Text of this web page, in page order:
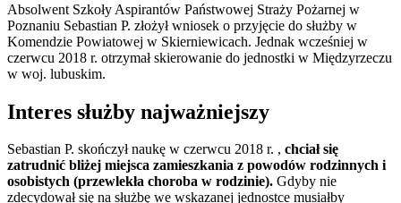
Absolwent Szkoły Aspirantów Państwowej Straży Pożarnej w
Poznaniu Sebastian P. złożył wniosek o przyjęcie do służby w
Komendzie Powiatowej w Skierniewicach. Jednak wcześniej w
czerwcu 2018 r. otrzymał skierowanie do jednostki w Międzyrzeczu
w woj. lubuskim.
Interes służby najważniejszy
Sebastian P. skończył naukę w czerwcu 2018 r. , chciał się
zatrudnić bliżej miejsca zamieszkania z powodów rodzinnych i
osobistych (przewlekła choroba w rodzinie). Gdyby nie
zdecydował się na służbę we wskazanej jednostce musiałby